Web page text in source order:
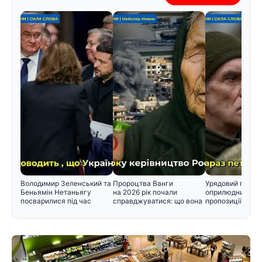
Володимир Зеленський та
Беньямін Нетаньягу
посварилися під час
Пророцтва Ванги
на 2026 рік почали
справджуватися: що вона
Урядовий
оприлюднив
пропозиції